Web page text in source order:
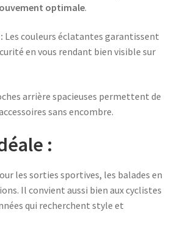
optimale.
Les couleurs éclatantes garantissent
en vous rendant bien visible sur
arrière spacieuses permettent de
sans encombre.
:
les sorties sportives, les balades en
Il convient aussi bien aux cyclistes
qui recherchent style et